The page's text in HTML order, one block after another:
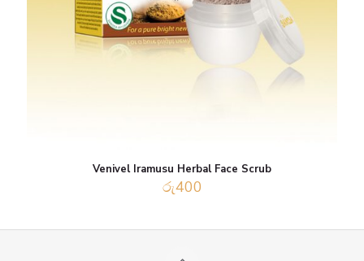
Venivel Iramusu Herbal Face Scrub
රු400